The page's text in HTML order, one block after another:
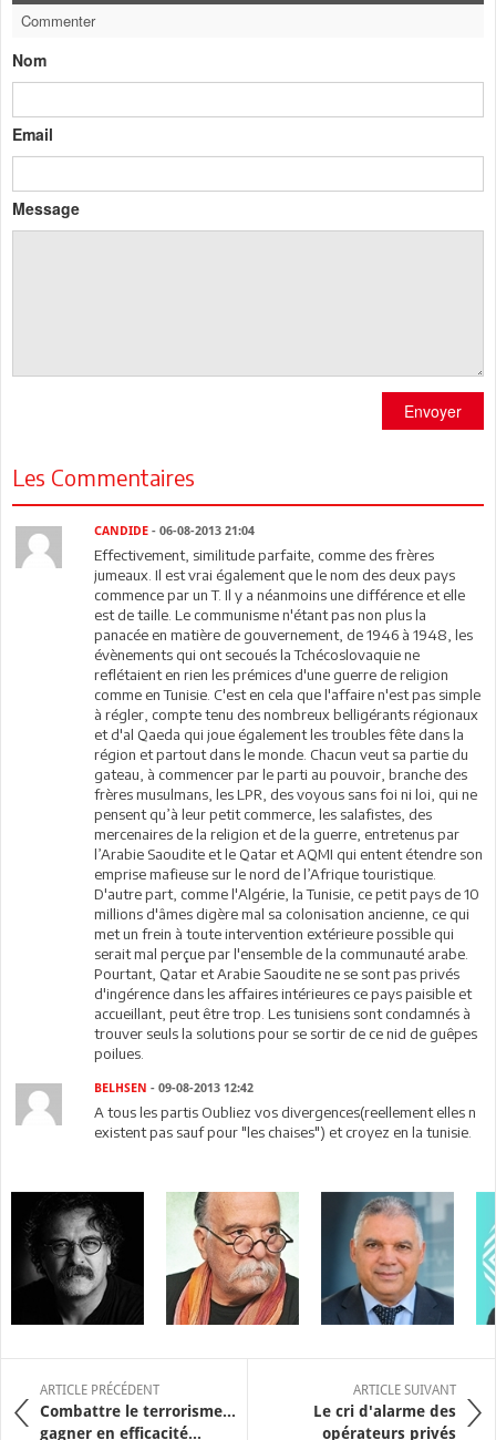
Commenter
Nom
Email
Message
Envoyer
Les Commentaires
CANDIDE - 06-08-2013 21:04
Effectivement, similitude parfaite, comme des frères
jumeaux. Il est vrai également que le nom des deux pays
commence par un T. Il y a néanmoins une différence et elle
est de taille. Le communisme n'étant pas non plus la
panacée en matière de gouvernement, de 1946 à 1948, les
évènements qui ont secoués la Tchécoslovaquie ne
reflétaient en rien les prémices d'une guerre de religion
comme en Tunisie. C'est en cela que l'affaire n'est pas simple
à régler, compte tenu des nombreux belligérants régionaux
et d'al Qaeda qui joue également les troubles fête dans la
région et partout dans le monde. Chacun veut sa partie du
gateau, à commencer par le parti au pouvoir, branche des
frères musulmans, les LPR, des voyous sans foi ni loi, qui ne
pensent qu’à leur petit commerce, les salafistes, des
mercenaires de la religion et de la guerre, entretenus par
l’Arabie Saoudite et le Qatar et AQMI qui entent étendre son
emprise mafieuse sur le nord de l’Afrique touristique.
D'autre part, comme l'Algérie, la Tunisie, ce petit pays de 10
millions d'âmes digère mal sa colonisation ancienne, ce qui
met un frein à toute intervention extérieure possible qui
serait mal perçue par l'ensemble de la communauté arabe.
Pourtant, Qatar et Arabie Saoudite ne se sont pas privés
d'ingérence dans les affaires intérieures ce pays paisible et
accueillant, peut être trop. Les tunisiens sont condamnés à
trouver seuls la solutions pour se sortir de ce nid de guêpes
poilues.
BELHSEN - 09-08-2013 12:42
A tous les partis Oubliez vos divergences(reellement elles n
existent pas sauf pour "les chaises") et croyez en la tunisie.
ARTICLE PRÉCÉDENT
Combattre le terrorisme…
gagner en efficacité…
ARTICLE SUIVANT
Le cri d'alarme des
opérateurs privés